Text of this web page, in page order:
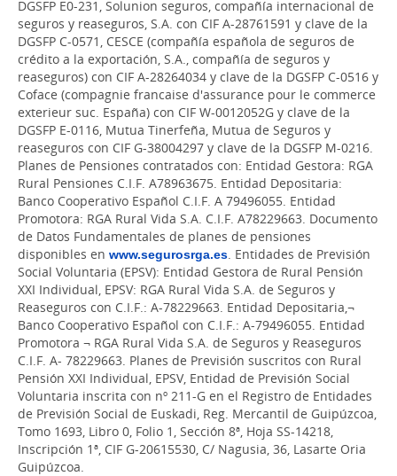
DGSFP E0-231, Solunion seguros, compañía internacional de
seguros y reaseguros, S.A. con CIF A-28761591 y clave de la
DGSFP C-0571, CESCE (compañía española de seguros de
crédito a la exportación, S.A., compañía de seguros y
reaseguros) con CIF A-28264034 y clave de la DGSFP C-0516 y
Coface (compagnie francaise d'assurance pour le commerce
exterieur suc. España) con CIF W-0012052G y clave de la
DGSFP E-0116, Mutua Tinerfeña, Mutua de Seguros y
reaseguros con CIF G-38004297 y clave de la DGSFP M-0216.
Planes de Pensiones contratados con: Entidad Gestora: RGA
Rural Pensiones C.I.F. A78963675. Entidad Depositaria:
Banco Cooperativo Español C.I.F. A 79496055. Entidad
Promotora: RGA Rural Vida S.A. C.I.F. A78229663. Documento
de Datos Fundamentales de planes de pensiones
disponibles en www.segurosrga.es . Entidades de Previsión
Social Voluntaria (EPSV): Entidad Gestora de Rural Pensión
XXI Individual, EPSV: RGA Rural Vida S.A. de Seguros y
Reaseguros con C.I.F.: A-78229663. Entidad Depositaria,¬
Banco Cooperativo Español con C.I.F.: A-79496055. Entidad
Promotora ¬ RGA Rural Vida S.A. de Seguros y Reaseguros
C.I.F. A- 78229663. Planes de Previsión suscritos con Rural
Pensión XXI Individual, EPSV, Entidad de Previsión Social
Voluntaria inscrita con nº 211-G en el Registro de Entidades
de Previsión Social de Euskadi, Reg. Mercantil de Guipúzcoa,
Tomo 1693, Libro 0, Folio 1, Sección 8ª, Hoja SS-14218,
Inscripción 1ª, CIF G-20615530, C/ Nagusia, 36, Lasarte Oria
Guipúzcoa.